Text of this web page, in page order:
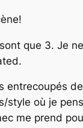
que 3. Je
entrecoupés
style où je
me prend